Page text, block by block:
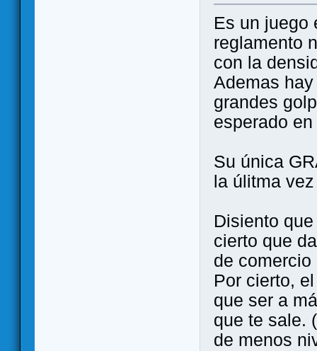
Es un juego
reglamento
con la
Ademas
grandes
esperado
Su única
la úlitma
Disiento
cierto que
de
Por cierto,
que ser a
que te sale.
de menos